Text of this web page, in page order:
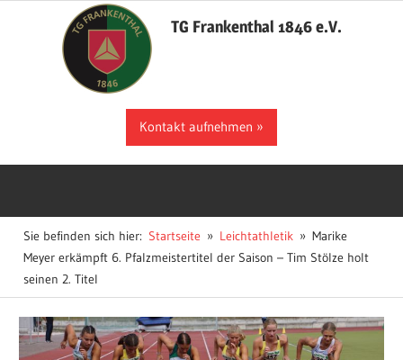
TG Frankenthal 1846 e.V.
Kontakt aufnehmen
Sie befinden sich hier: Startseite Leichtathletik
Marike
Meyer erkämpft 6. Pfalzmeistertitel der Saison – Tim Stölze holt
seinen 2. Titel